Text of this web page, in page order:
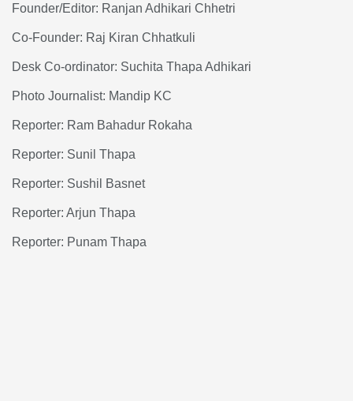
Founder/Editor: Ranjan Adhikari Chhetri
Co-Founder: Raj Kiran Chhatkuli
Desk Co-ordinator: Suchita Thapa Adhikari
Photo Journalist: Mandip KC
Reporter: Ram Bahadur Rokaha
Reporter: Sunil Thapa
Reporter: Sushil Basnet
Reporter: Arjun Thapa
Reporter: Punam Thapa